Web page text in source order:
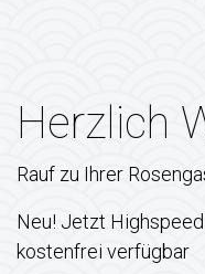
Herzlich
Rauf zu Ihrer
Neu! Jetzt
kostenfrei verfügbar